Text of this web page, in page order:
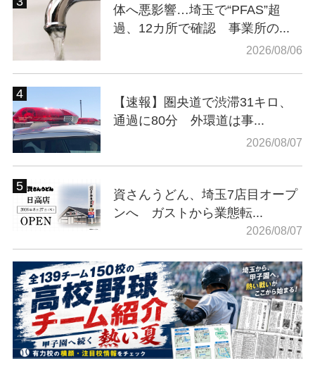
体へ悪影響…埼玉で“PFAS”超
過、12カ所で確認 事業所の...
2026/08/06
【速報】圏央道で渋滞31キロ、
通過に80分 外環道は事...
2026/08/07
資さんうどん、埼玉7店目オープ
ンへ ガストから業態転...
2026/08/07